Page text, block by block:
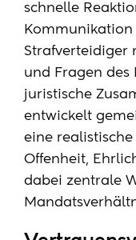
schnelle
Strafverteidiger
und Fragen
juristische
entwickelt
eine
Offenheit,
dabei zentrale